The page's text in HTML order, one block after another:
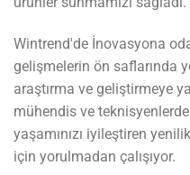
Wintrend'de İnovasyona
gelişmelerin ön saflarında
araştırma ve geliştirmeye
mühendis ve
yaşamınızı iyileştiren
için yorulmadan çalışıyor.